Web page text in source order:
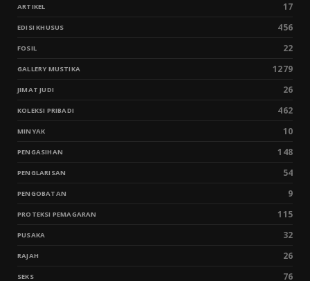
ARTIKEL 17
EDISI KHUSUS 456
FOSIL 22
GALLERY MUSTIKA 1279
JIMAT JUDI 26
KOLEKSI PRIBADI 462
MINYAK 10
PENGASIHAN 148
PENGLARISAN 54
PENGOBATAN 9
PROTEKSI PEMAGARAN 115
PUSAKA 32
RAJAH 26
SEKS 76